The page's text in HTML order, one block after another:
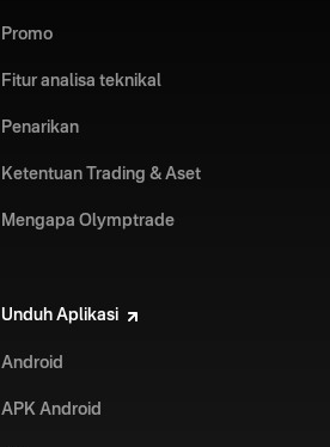
Promo
Fitur analisa teknikal
Penarikan
Ketentuan Trading & Aset
Mengapa Olymptrade
Unduh Aplikasi
Android
APK Android